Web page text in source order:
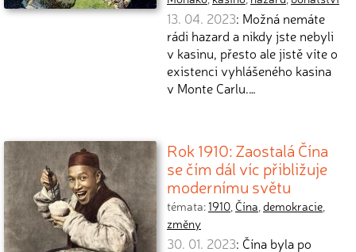
13. 04. 2023: Možná nemáte
rádi hazard a nikdy jste nebyli
v kasinu, přesto ale jistě víte o
existenci vyhlášeného kasina
v Monte Carlu.…
Rok 1910: Zaostalá Čína
se čím dál víc přibližuje
modernímu světu
témata:1910,Čína,demokracie,
změny
30. 01. 2023: Čína byla po